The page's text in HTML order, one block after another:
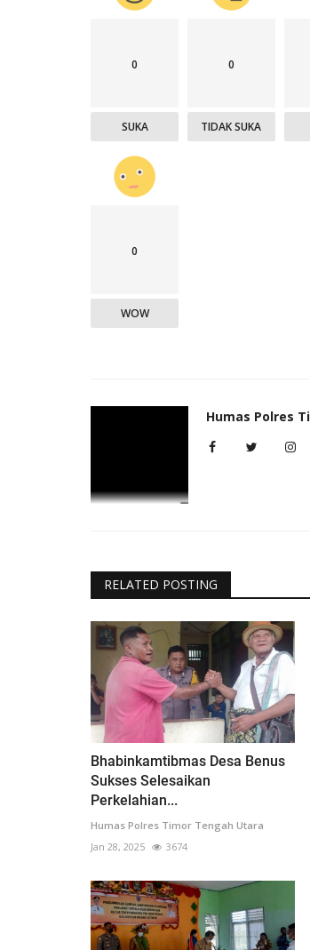
0
SUKA
0
TIDAK SUKA
0
WOW
Humas Polres
RELATED POSTING
Bhabinkamtibmas Desa Benus
Sukses Selesaikan
Perkelahian...
Humas Polres Timor Tengah Utara
Jan 28, 2025
3674